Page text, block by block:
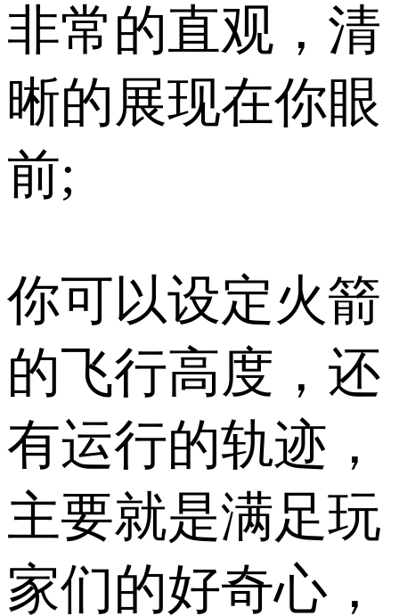
非常的直观，清
晰的展现在你眼
前;
你可以设定火箭
的飞行高度，还
有运行的轨迹，
主要就是满足玩
家们的好奇心，